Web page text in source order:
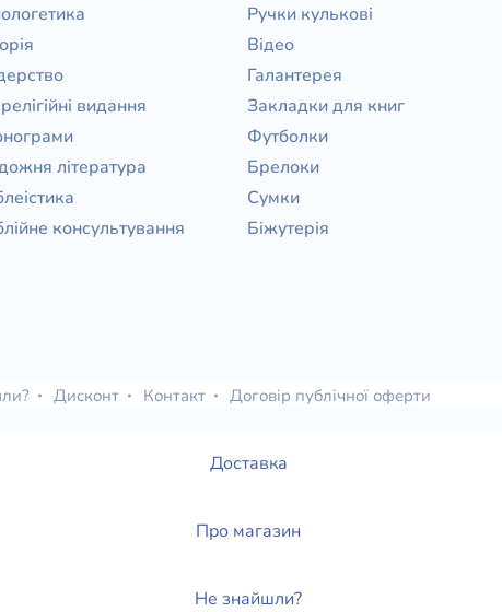
видання
література
консультування
Ручки кулькові
Відео
Галантерея
Закладки для книг
Футболки
Брелоки
Сумки
Біжутерія
Дисконт Контакт Договір публічної оферти
Доставка
Про магазин
Не знайшли?